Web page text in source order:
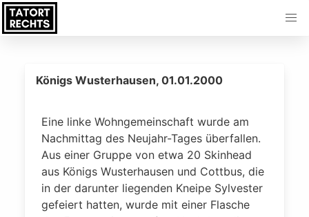
Königs Wusterhausen, 01.01.2000
Eine linke Wohngemeinschaft wurde am
Nachmittag des Neujahr-Tages überfallen.
Aus einer Gruppe von etwa 20 Skinhead
aus Königs Wusterhausen und Cottbus, die
in der darunter liegenden Kneipe Sylvester
gefeiert hatten, wurde mit einer Flasche